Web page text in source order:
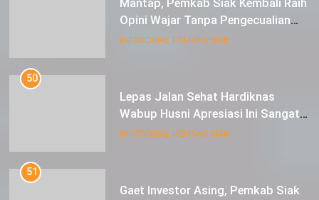
Lepas Jalan Sehat Hardiknas
Wabup Husni Apresiasi Ini Sangat
Luar Biasa
INFOTORIAL PEMKAB SIAK
51
Gaet Investor Asing, Pemkab Siak
Taja Temu Bisnis dan Siak
Expoversary 2024
INFOTORIAL PEMKAB SIAK
52
Permudah Masyarakat Dalam